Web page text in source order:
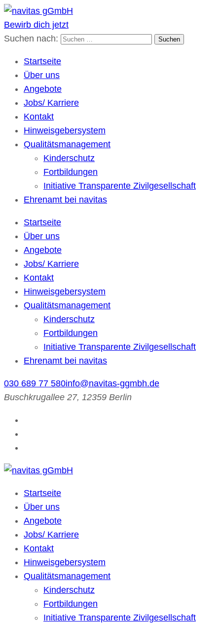
navitas gGmbH
Kulturübergreifende Gesellschaft für soziale Dienste
Bewirb dich jetzt
Suchen nach:
Startseite
Über uns
Angebote
Jobs/ Karriere
Kontakt
Hinweisgebersystem
Qualitätsmanagement
Kinderschutz
Fortbildungen
Initiative Transparente Zivilgesellschaft
Ehrenamt bei navitas
Startseite
Über uns
Angebote
Jobs/ Karriere
Kontakt
Hinweisgebersystem
Qualitätsmanagement
Kinderschutz
Fortbildungen
Initiative Transparente Zivilgesellschaft
Ehrenamt bei navitas
030 689 77 580info@navitas-ggmbh.de
Buschkrugallee 27, 12359 Berlin
navitas gGmbH
Kulturübergreifende Gesellschaft für soziale Dienste
Startseite
Über uns
Angebote
Jobs/ Karriere
Kontakt
Hinweisgebersystem
Qualitätsmanagement
Kinderschutz
Fortbildungen
Initiative Transparente Zivilgesellschaft